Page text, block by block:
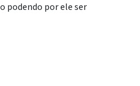
podendo por ele ser